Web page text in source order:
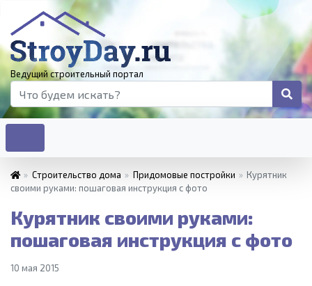
Ведущий строительный портал
» Строительство дома » Придомовые постройки » Курятник
своими руками: пошаговая инструкция с фото
Курятник своими руками:
пошаговая инструкция с фото
10 мая 2015